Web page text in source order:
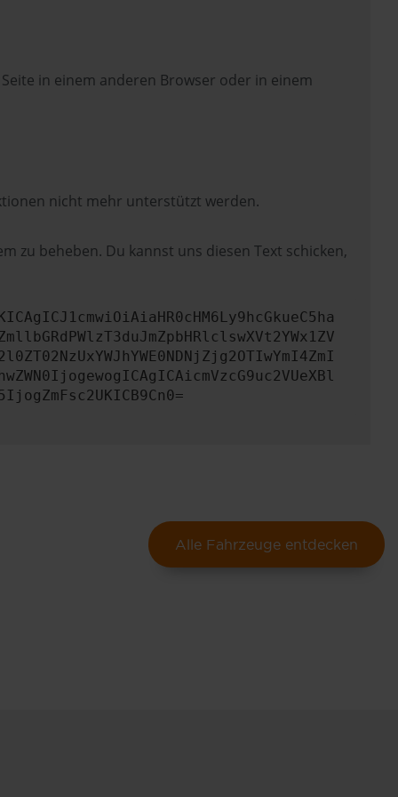
in einem anderen Browser oder in einem
nicht mehr unterstützt werden.
zu beheben. Du kannst uns diesen Text schicken,
Alle Fahrzeuge entdecken